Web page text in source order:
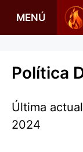
MENÚ
Política
Última
2024